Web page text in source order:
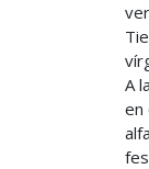
A
en